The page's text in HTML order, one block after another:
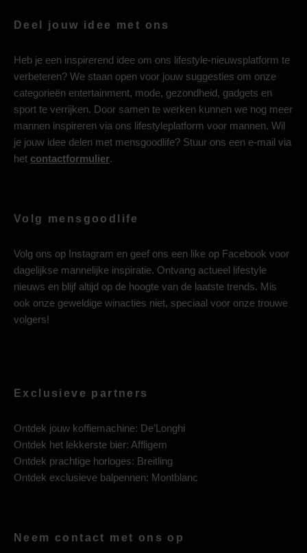
Deel jouw idee met ons
Heb je een inspirerend idee om ons lifestyle-nieuwsplatform te
verbeteren? We staan open voor jouw suggesties om onze
categorieën entertainment, mode, gezondheid, gadgets en
sport te verrijken. Door samen te werken kunnen we nog meer
mannen inspireren via ons lifestyleplatform voor mannen. Wil
je jouw idee delen met mensgoodlife? Stuur ons een e-mail via
het contactformulier.
Volg mensgoodlife
Volg ons op Instagram en geef ons een like op Facebook voor
dagelijkse mannelijke inspiratie. Ontvang actueel lifestyle
nieuws en blijf altijd op de hoogte van de laatste trends. Mis
ook onze geweldige winacties niet, speciaal voor onze trouwe
volgers!
Exclusieve partners
Ontdek jouw koffiemachine: De’Longhi
Ontdek het lekkerste bier: Affligem
Ontdek prachtige horloges: Breitling
Ontdek exclusieve balpennen: Montblanc
Neem contact met ons op